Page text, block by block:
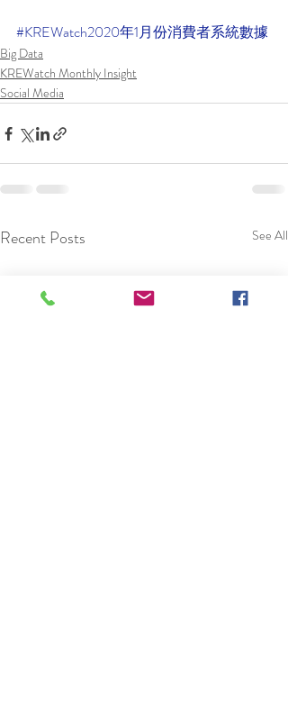
#KREWatch2020年1月份消費者系統數據
Big Data
KREWatch Monthly Insight
Social Media
Recent Posts See All